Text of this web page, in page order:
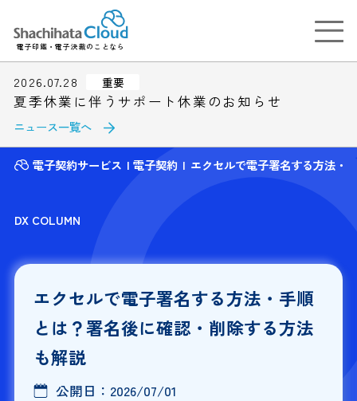
電子印鑑・電子決裁のことなら
2026.07.28 重要
夏季休業に伴うサポート休業のお知らせ
ニュース一覧へ
電子契約サービス 電子契約 エクセルで電子署名する方法・
DX COLUMN
エクセルで電子署名する方法・手順
とは？署名後に確認・削除する方法
も解説
公開日： 2026/07/01